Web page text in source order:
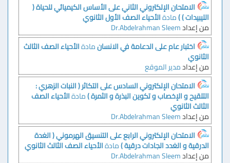
الامتحان الإلكتروني الثاني على الأساس الكيميائي للحياة (
الليبيدات ) )مادةالأحياءالصف الأول الثانوي
من إعدادDr.Abdelrahman Sleem
اختبار عام على الدعامة في الانسانمادةالأحياءالصف الثالث
الثانوي
من إعدادمدير الموقع
الامتحان الإلكتروني السادس على التكاثر ( النبات الزهري :
التلقيح و الإخصاب و تكوين البذرة و الثمرة )مادةالأحياءالصف
الثالث الثانوي
من إعدادDr.Abdelrahman Sleem
الامتحان الإلكتروني الرابع على التنسيق الهرموني ( الغدة
الدرقية و الغدد الجادات درقية )مادةالأحياءالصف الثالث الثانوي
من إعدادDr.Abdelrahman Sleem